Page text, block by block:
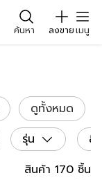
ค้นหา ลงขายเมนู
ดูทั้งหมด
สินค้า 170 ชิ้น
รุ่น สี